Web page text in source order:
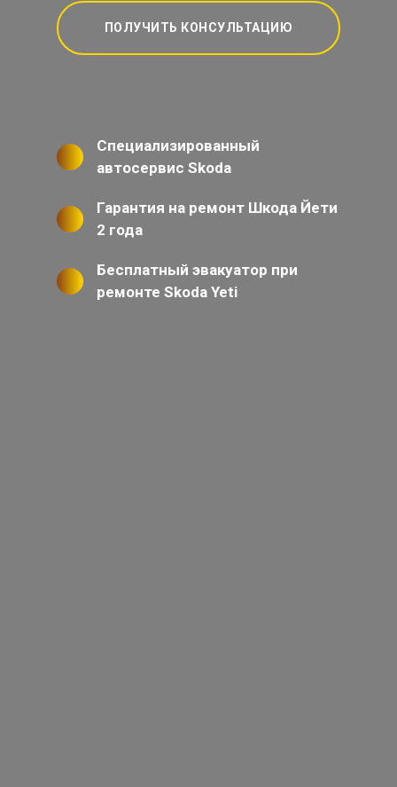
ПОЛУЧИТЬ КОНСУЛЬТАЦИЮ
Специализированный
автосервис Skoda
Гарантия на ремонт Шкода Йети
2 года
Бесплатный эвакуатор при
ремонте Skoda Yeti